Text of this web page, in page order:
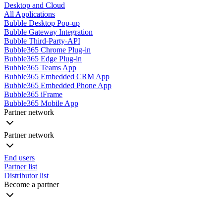
Desktop and Cloud
All Applications
Bubble Desktop Pop-up
Bubble Gateway Integration
Bubble Third-Party-API
Bubble365 Chrome Plug-in
Bubble365 Edge Plug-in
Bubble365 Teams App
Bubble365 Embedded CRM App
Bubble365 Embedded Phone App
Bubble365 iFrame
Bubble365 Mobile App
Partner network
Partner network
End users
Partner list
Distributor list
Become a partner